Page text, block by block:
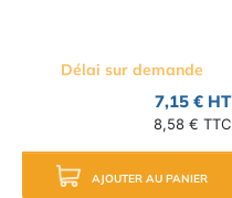
Délai sur demande
7,15 € HT
8,58 € TTC
AJOUTER AU PANIER